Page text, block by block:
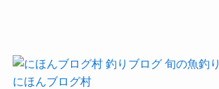
にほんブログ村